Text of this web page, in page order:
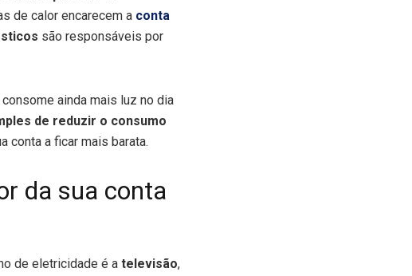
de calor encarecem a conta
são responsáveis por
ainda mais luz no dia
de reduzir o consumo
conta a ficar mais barata.
da sua conta
de eletricidade é a televisão,